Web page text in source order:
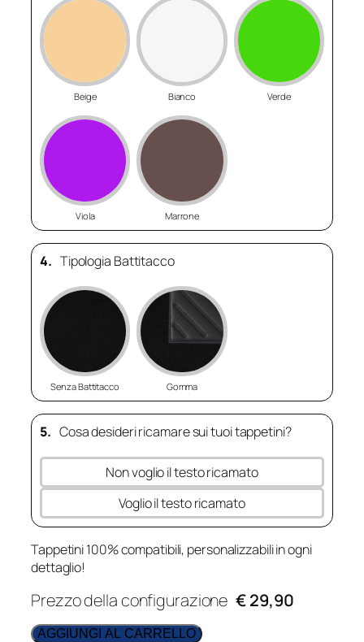
Beige Bianco Verde
Viola Marrone
4. Tipologia Battitacco
Senza Battitacco Gomma
5. Cosa desideri ricamare sui tuoi tappetini?
Non voglio il testo ricamato
Voglio il testo ricamato
Tappetini 100% compatibili, personalizzabili in ogni
dettaglio!
Prezzo della configurazione € 29,90
AGGIUNGI AL CARRELLO